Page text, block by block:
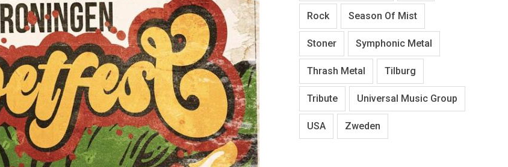
Rock Season Of Mist
Stoner Symphonic Metal
Thrash Metal Tilburg
Tribute Universal Music Group
USA Zweden